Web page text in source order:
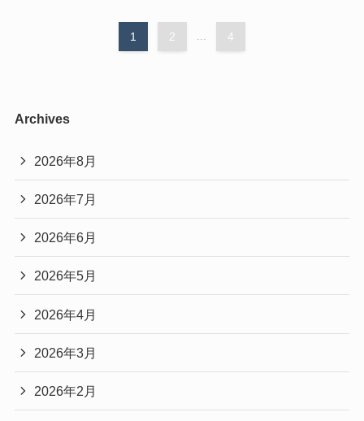
1 2 ... 4
Archives
2026年8月
2026年7月
2026年6月
2026年5月
2026年4月
2026年3月
2026年2月